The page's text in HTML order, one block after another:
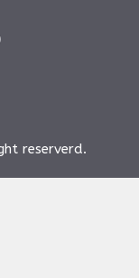
reserverd.